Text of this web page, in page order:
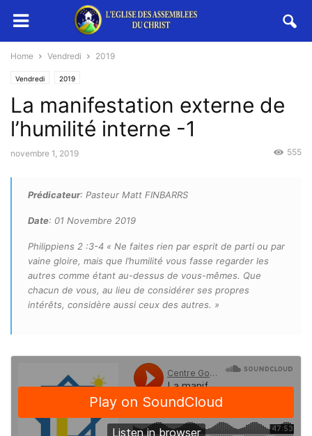
Home Vendredi 2019
Vendredi 2019
La manifestation externe de
l’humilité interne -1
novembre 1, 2019 555
Prédicateur: Pasteur Matt FINBARRS
Date: 01 Novembre 2019
Philippiens 2 :3-4 « Ne faites rien par esprit de parti ou par
vaine gloire, mais que l’humilité vous fasse regarder les
autres comme étant au-dessus de vous-mêmes. Que
chacun de vous, au lieu de considérer ses propres
intérêts, considère aussi ceux des autres. »